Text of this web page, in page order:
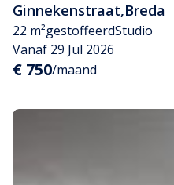
Ginnekenstraat,Breda
22 m²gestoffeerdStudio
Vanaf 29 Jul 2026
€ 750/maand